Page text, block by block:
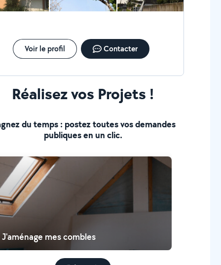
Voir le profil Contacter
Réalisez vos Projets !
du temps : postez toutes vos demandes
publiques en un clic.
J'aménage mes combles